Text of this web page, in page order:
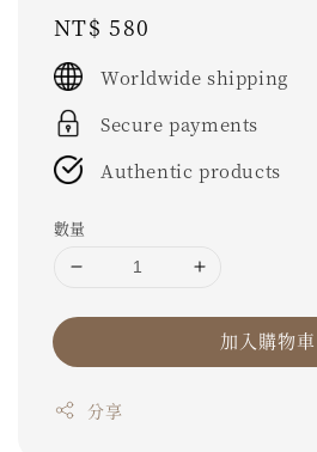
Regular
price
NT$ 580
Worldwide shipping
Secure payments
Authentic products
數量
加入購物車
分享